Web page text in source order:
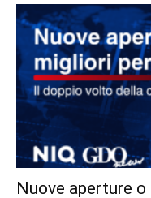
Nuove aperture